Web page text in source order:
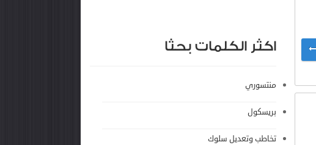
اكثر الكلمات بحثا
منتسوري
بريسكول
تخاطب وتعديل سلوك